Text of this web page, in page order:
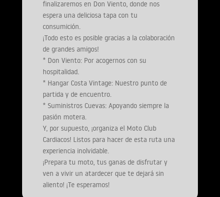
finalizaremos en Don Viento, donde nos
espera una deliciosa tapa con tu
consumición.
¡Todo esto es posible gracias a la colaboración
de grandes amigos!
* Don Viento: Por acogernos con su
hospitalidad.
* Hangar Costa Vintage: Nuestro punto de
partida y de encuentro.
* Suministros Cuevas: Apoyando siempre la
pasión motera.
Y, por supuesto, ¡organiza el Moto Club
Cardiacos! Listos para hacer de esta ruta una
experiencia inolvidable.
¡Prepara tu moto, tus ganas de disfrutar y
ven a vivir un atardecer que te dejará sin
aliento! ¡Te esperamos!